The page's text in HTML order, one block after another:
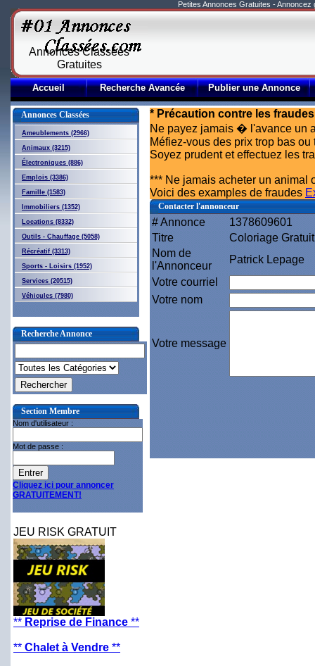
Petites Annonces Gratuites -
Annonces Classées
Gratuites
Accueil Recherche Avancée Publier une Annonce
Annonces Classées
Ameublements (2966)
Animaux (3215)
Électroniques (886)
Emplois (3386)
Famille (1583)
Immobiliers (1352)
Locations (8332)
Outils - Chauffage (5058)
Récréatif (3313)
Sports - Loisirs (1952)
Services (20515)
Véhicules (7980)
Recherche Annonce
Section Membre
Nom d'utilisateur :
Mot de passe :
Cliquez ici pour annoncer
GRATUITEMENT!
JEU RISK GRATUIT
** Reprise de Finance **
** Chalet à Vendre **
* Précaution contre les
Ne payez jamais � l'avance un
Méfiez-vous des prix trop bas
Soyez prudent et effectuez les
*** Ne jamais acheter un animal
Voici des examples de fraudes
Contacter l'annonceur
# Annonce
1378609601
Titre
Coloriage
Nom de
l'Annonceur
Patrick Lepage
Votre courriel
Votre nom
Votre message